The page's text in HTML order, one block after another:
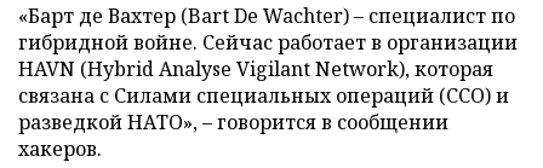
«Барт де Вахтер (Bart De Wachter) – специалист по
гибридной войне. Сейчас работает в организации
HAVN (Hybrid Analyse Vigilant Network), которая
связана с Силами специальных операций (ССО) и
разведкой НАТО», – говорится в сообщении
хакеров.